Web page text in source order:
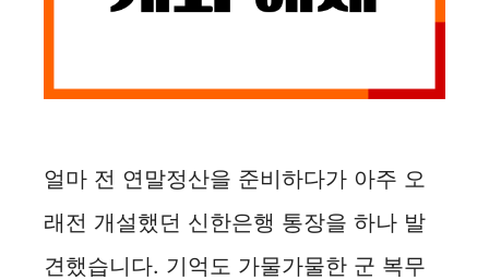
얼마 전 연말정산을 준비하다가 아주 오
래전 개설했던 신한은행 통장을 하나 발
견했습니다. 기억도 가물가물한 군 복무